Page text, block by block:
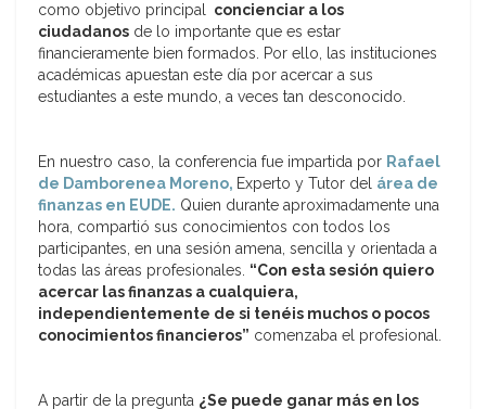
como objetivo principal concienciar a los
ciudadanos de lo importante que es estar
financieramente bien formados. Por ello, las instituciones
académicas apuestan este día por acercar a sus
estudiantes a este mundo, a veces tan desconocido.
En nuestro caso, la conferencia fue impartida por Rafael
de Damborenea Moreno, Experto y Tutor del área de
finanzas en EUDE. Quien durante aproximadamente una
hora, compartió sus conocimientos con todos los
participantes, en una sesión amena, sencilla y orientada a
todas las áreas profesionales. “Con esta sesión quiero
acercar las finanzas a cualquiera,
independientemente de si tenéis muchos o pocos
conocimientos financieros” comenzaba el profesional.
A partir de la pregunta ¿Se puede ganar más en los